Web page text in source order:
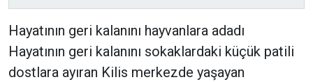
Hayatının geri kalanını hayvanlara adadı
Hayatının geri kalanını sokaklardaki küçük patili
dostlara ayıran Kilis merkezde yaşayan